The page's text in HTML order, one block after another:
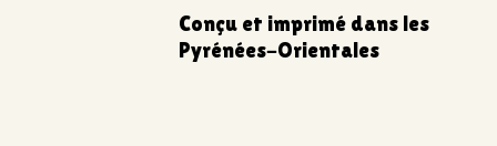
Conçu et imprimé dans les
Pyrénées-Orientales